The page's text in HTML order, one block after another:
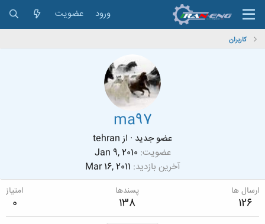
ورود عضویت
کاربران
ma97
عضو جدید · از tehran
عضویت Jan 9, 2010
آخرین بازدید Mar 16, 2011
ارسال ها
126
پسندها
138
امتیاز
0